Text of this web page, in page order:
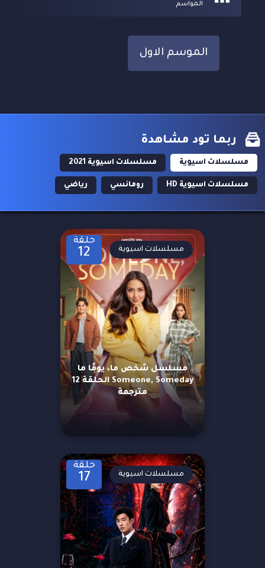
المواسم
الموسم الاول
ربما تود مشاهدة
مسلسلات اسيوية مسلسلات اسيوية 2021
مسلسلات اسيوية HD رومانسي رياضي
حلقة
12
مسلسل شخص ما، يومًا ما
Someone, Someday الحلقة 12
مترجمة
مسلسلات اسيوية
حلقة
17 مسلسلات اسيوية